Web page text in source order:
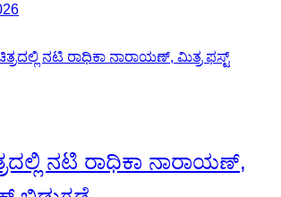
ನಟಿ ರಾಧಿಕಾ ನಾರಾಯಣ್,